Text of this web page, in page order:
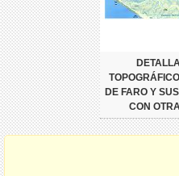
DE FARO Y
CON